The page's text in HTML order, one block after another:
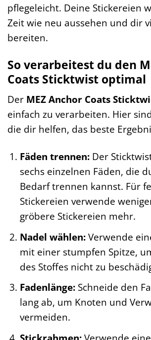
pflegeleicht. Deine Stickereien
Zeit wie neu aussehen und dir
bereiten.
So verarbeitest du den
Coats Sticktwist optimal
Der MEZ Anchor Coats
einfach zu verarbeiten. Hier
die dir helfen, das beste
Fäden trennen:Der
sechs einzelnen Fäden, die
Bedarf trennen kannst. Für
Stickereien verwende
gröbere Stickereien mehr.
Nadel wählen:Verwende
mit einer stumpfen Spitze,
des Stoffes nicht zu
Fadenlänge:Schneide den
lang ab, um Knoten und
vermeiden.